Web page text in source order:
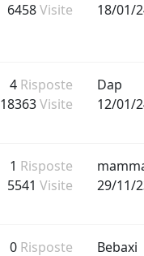
6458Visite
18/01/
4 Risposte
18363Visite
Dap
12/01/
1 Risposte
5541 Visite
29/11/
0 Risposte Bebaxi